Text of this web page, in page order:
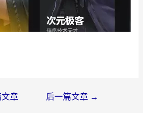
章 后一篇文章 →